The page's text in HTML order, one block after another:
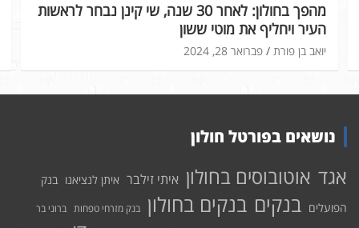
מהפך בחולון: לאחר 30 שנה, שי קינן נבחר לראשות
העיר ויחליף את מוטי ששון
פברואר 28, 2024 יואב בן פורת
נושאים בפורטל חולון
אגד אוטובוסים בחולון איתי זילבר איתן לנציאנו בנק
הפועלים בנקים בנקים בחולון בנק מזרחי טפחות ברוני בר